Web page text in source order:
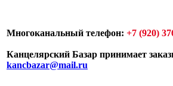
Многоканальный телефон: +7 (920)
Канцелярский Базар принимает
kancbazar@mail.ru